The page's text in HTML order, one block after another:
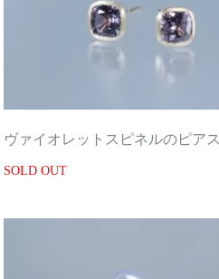
ヴァイオレットスピネルのピアス
SOLD OUT